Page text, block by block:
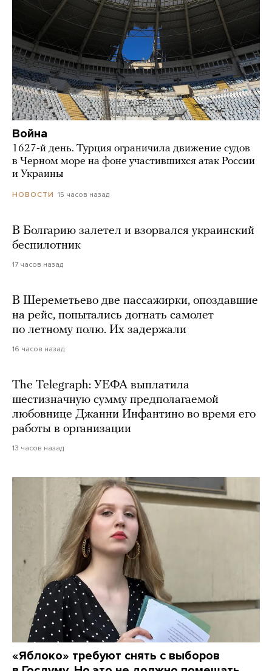
Война
1627-й день. Турция ограничила движение судов
в Черном море на фоне участившихся атак России
и Украины
НОВОСТИ 15 часов назад
В Болгарию залетел и взорвался украинский
беспилотник
17 часов назад
В Шереметьево две пассажирки, опоздавшие
на рейс, попытались догнать самолет
по летному полю. Их задержали
16 часов назад
The Telegraph: УЕФА выплатила
шестизначную сумму предполагаемой
любовнице Джанни Инфантино во время его
работы в организации
13 часов назад
«Яблоко» требуют снять с выборов